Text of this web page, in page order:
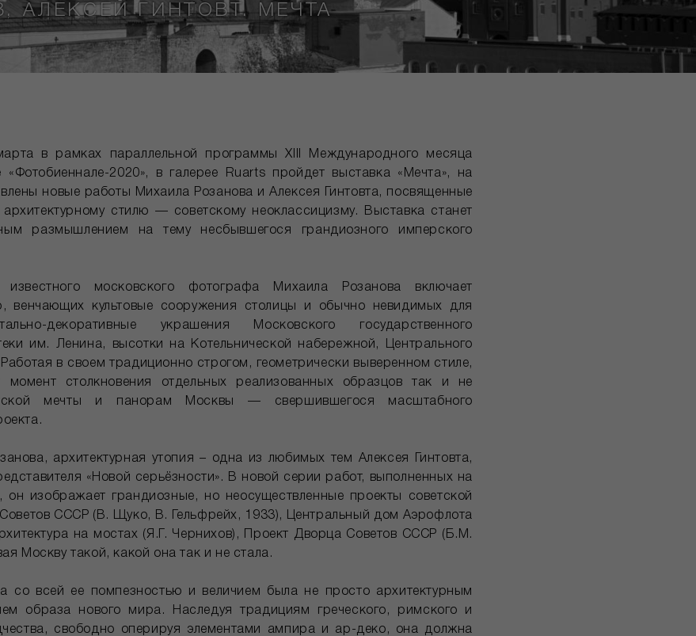
АЛЕКСЕЙ ГИНТОВТ. МЕЧТА
в рамках параллельной программы XIII Международного месяца
2020», в галерее Ruarts пройдет выставка «Мечта», на
новые работы Михаила Розанова и Алексея Гинтовта, посвященные
стилю — советскому неоклассицизму. Выставка станет
размышлением на тему несбывшегося грандиозного имперского
московского фотографа Михаила Розанова включает
венчающих культовые сооружения столицы и обычно невидимых для
декоративные украшения Московского государственного
им. Ленина, высотки на Котельнической набережной, Центрального
в своем традиционно строгом, геометрически выверенном стиле,
момент столкновения отдельных реализованных образцов так и не
мечты и панорам Москвы — свершившегося масштабного
архитектурная утопия – одна из любимых тем Алексея Гинтовта,
«Новой серьёзности». В новой серии работ, выполненных на
он изображает грандиозные, но неосуществленные проекты советской
СССР (В. Щуко, В. Гельфрейх, 1933), Центральный дом Аэрофлота
на мостах (Я.Г. Чернихов), Проект Дворца Советов СССР (Б.М.
Москву такой, какой она так и не стала.
со всей ее помпезностью и величием была не просто архитектурным
образа нового мира. Наследуя традициям греческого, римского и
свободно оперируя элементами ампира и ар-деко, она должна